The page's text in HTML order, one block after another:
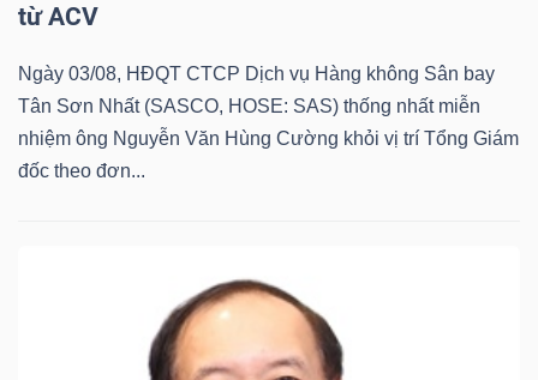
từ ACV
Ngày 03/08, HĐQT CTCP Dịch vụ Hàng không Sân bay
Tân Sơn Nhất (SASCO, HOSE: SAS) thống nhất miễn
nhiệm ông Nguyễn Văn Hùng Cường khỏi vị trí Tổng Giám
đốc theo đơn...
vụ
(-)